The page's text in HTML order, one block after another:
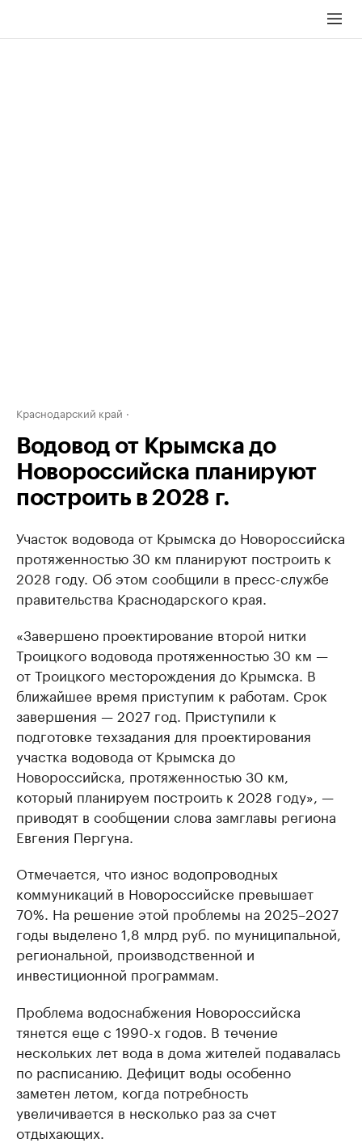
Краснодарский край
Водовод от Крымска до
Новороссийска планируют
построить в 2028 г.
Участок водовода от Крымска до Новороссийска
протяженностью 30 км планируют построить к
2028 году. Об этом сообщили в пресс-службе
правительства Краснодарского края.
«Завершено проектирование второй нитки
Троицкого водовода протяженностью 30 км —
от Троицкого месторождения до Крымска. В
ближайшее время приступим к работам. Срок
завершения — 2027 год. Приступили к
подготовке техзадания для проектирования
участка водовода от Крымска до
Новороссийска, протяженностью 30 км,
который планируем построить к 2028 году», —
приводят в сообщении слова замглавы региона
Евгения Пергуна.
Отмечается, что износ водопроводных
коммуникаций в Новороссийске превышает
70%. На решение этой проблемы на 2025–2027
годы выделено 1,8 млрд руб. по муниципальной,
региональной, производственной и
инвестиционной программам.
Проблема водоснабжения Новороссийска
тянется еще с 1990-х годов. В течение
нескольких лет вода в дома жителей подавалась
по расписанию. Дефицит воды особенно
заметен летом, когда потребность
увеличивается в несколько раз за счет
отдыхающих.